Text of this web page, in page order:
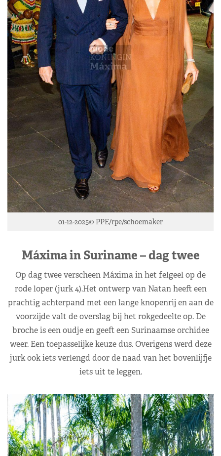
01-12-2025© PPE/rpe/schoemaker
Máxima in Suriname – dag twee
Op dag twee verscheen Máxima in het felgeel op de
rode loper (jurk 4).Het ontwerp van Natan heeft een
prachtig achterpand met een lange knopenrij en aan de
voorzijde valt de overslag bij het rokgedeelte op. De
broche is een oudje en geeft een Surinaamse orchidee
weer. Een toepasselijke keuze dus. Overigens werd deze
jurk ook iets verlengd door de naad van het bovenlijfje
iets uit te leggen.